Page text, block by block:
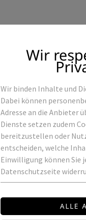
Produkte
Wir
Wir binden Inhalte und
Dabei können
Adresse an die Anbieter
Dienste setzen zudem
bereitzustellen oder
entscheiden, welche
Einwilligung können Sie
Datenschutzseite